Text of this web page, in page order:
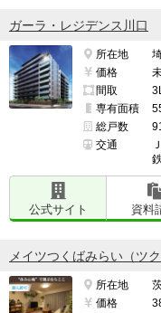
ガーラ・レジデンス川口
所在地
価格
間取
専有面積
総戸数
交通
公式サイト 資料
メイツつくばみらい（ツク
所在地
価格